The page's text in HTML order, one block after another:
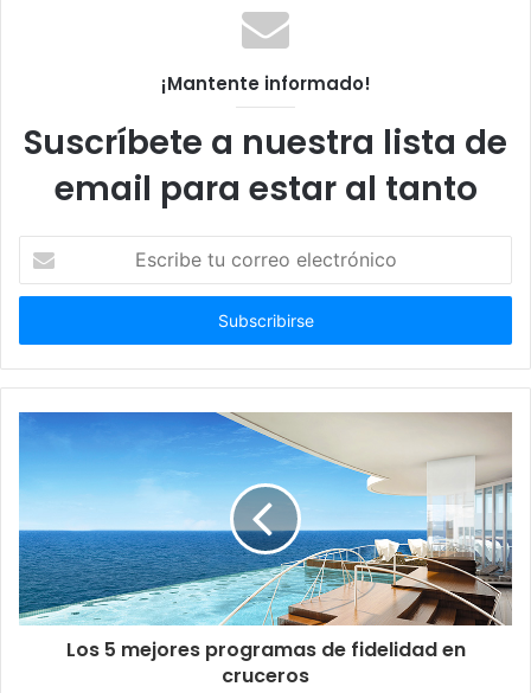
¡Mantente informado!
Suscríbete a nuestra lista de
email para estar al tanto
correo
Los 5 mejores programas de fidelidad en
cruceros